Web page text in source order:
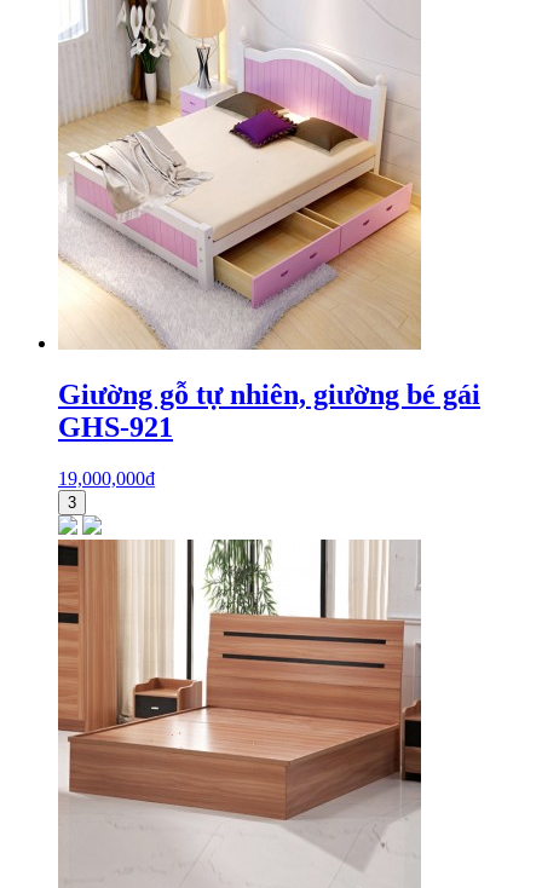
Giường gỗ tự nhiên, giường bé gái
GHS-921
19,000,000₫
3